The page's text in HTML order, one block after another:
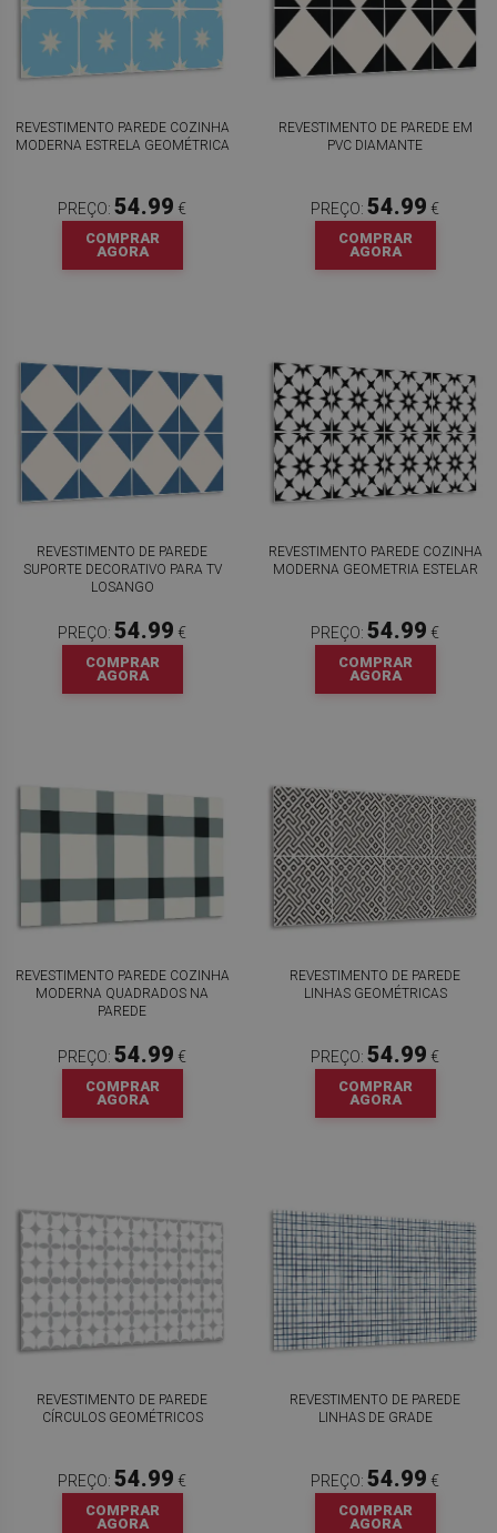
REVESTIMENTO PAREDE COZINHA
MODERNA ESTRELA GEOMÉTRICA
PREÇO: 54.99 €
COMPRAR
AGORA
REVESTIMENTO DE PAREDE EM
PVC DIAMANTE
PREÇO: 54.99 €
COMPRAR
AGORA
REVESTIMENTO DE PAREDE
SUPORTE DECORATIVO PARA TV
LOSANGO
PREÇO: 54.99 €
COMPRAR
AGORA
REVESTIMENTO PAREDE COZINHA
MODERNA GEOMETRIA ESTELAR
PREÇO: 54.99 €
COMPRAR
AGORA
REVESTIMENTO PAREDE COZINHA
MODERNA QUADRADOS NA
PAREDE
PREÇO: 54.99 €
COMPRAR
AGORA
REVESTIMENTO DE PAREDE
LINHAS GEOMÉTRICAS
PREÇO: 54.99 €
COMPRAR
AGORA
REVESTIMENTO DE PAREDE
CÍRCULOS GEOMÉTRICOS
PREÇO: 54.99 €
COMPRAR
AGORA
REVESTIMENTO DE PAREDE
LINHAS DE GRADE
PREÇO: 54.99 €
COMPRAR
AGORA